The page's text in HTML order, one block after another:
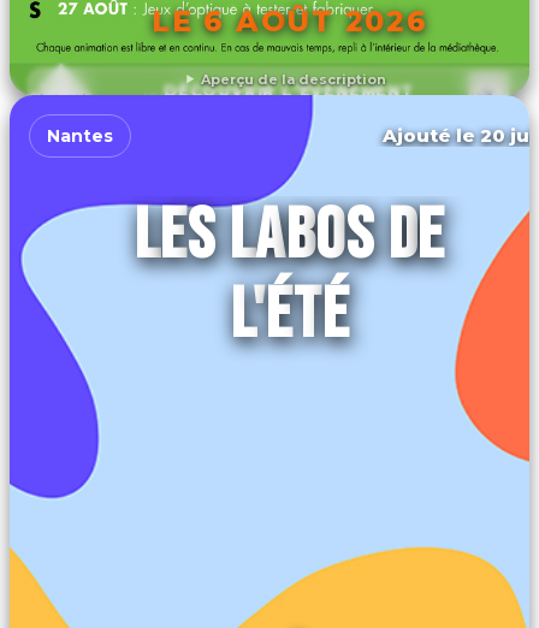
Aperçu de la description
LE 6 AOÛT 2026
DÉCOUVRIR L'ÉVÉNEMENT
Nantes Ajouté le 20
LES LABOS DE
L'ÉTÉ